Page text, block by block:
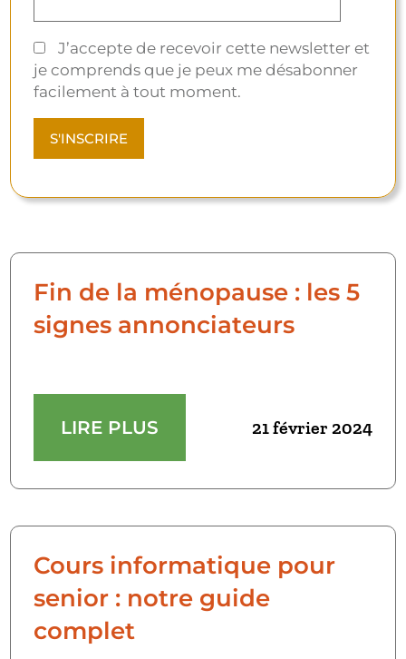
J’accepte de recevoir cette newsletter et
je comprends que je peux me désabonner
facilement à tout moment.
Fin de la ménopause : les 5
signes annonciateurs
LIRE PLUS 21 février 2024
Cours informatique pour
senior : notre guide
complet